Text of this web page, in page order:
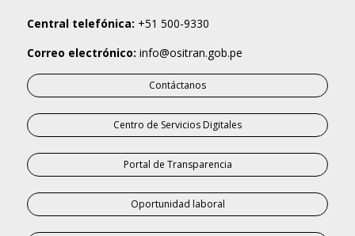
Central telefónica: +51 500-9330
Correo electrónico: info@ositran.gob.pe
Contáctanos
Centro de Servicios Digitales
Portal de Transparencia
Oportunidad laboral